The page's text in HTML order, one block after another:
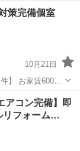
策完備個室
10月21日
かります。 お
防音対策 ・ペッ...
アコン完備】即
リフォーム…